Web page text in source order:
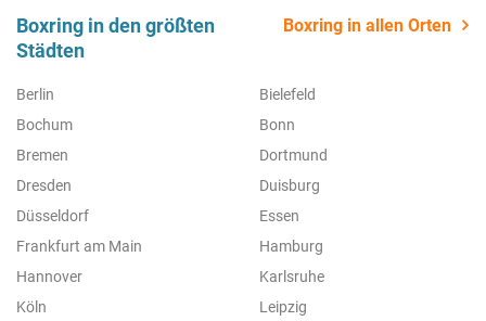
Boxring in den größten
Städten
Boxring in allen Orten
Berlin
Bielefeld
Bochum
Bonn
Bremen
Dortmund
Dresden
Duisburg
Düsseldorf
Essen
Frankfurt am Main
Hamburg
Hannover
Karlsruhe
Köln
Leipzig